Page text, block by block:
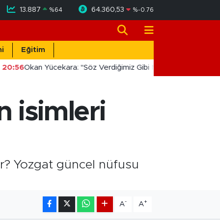
13.887 %64 64.360,53 %-0.76
Eğitim
20:56Okan Yücekara: "Söz Verdiğimiz Gibi Masada Değil,
isimleri
Yozgat güncel nüfusu
A- A+